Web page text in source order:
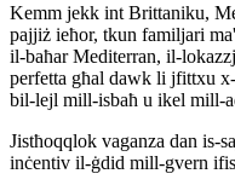
Kemm jekk int Brittaniku,
pajjiż ieħor, tkun familjari
il-baħar Mediterran, il-
perfetta għal dawk li jfittxu
bil-lejl mill-isbaħ u ikel mill-
Jistħoqqlok vaganza dan is-
inċentiv il-ġdid mill-gvern